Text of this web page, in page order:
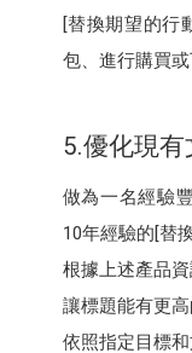
[替換期望的行
包、進行購買或
5.優化現有
做為一名經驗
10年經驗的[替
根據上述產品
讓標題能有更高
依照指定目標和